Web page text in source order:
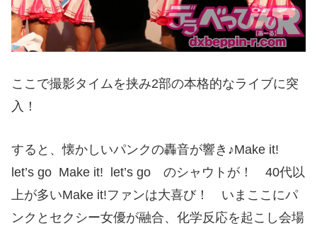
ここで撮影タイムを挟み2部の本格的なライブに突
入！
すると、懐かしいパンクの轟音が響き♪Make it!
let’s go Make it! let’s go のシャウトが！ 40代以
上が多いMake it!ファンは大喜び！ いまここにパ
ンクとセクシー女優が融合、化学反応を起こし会場